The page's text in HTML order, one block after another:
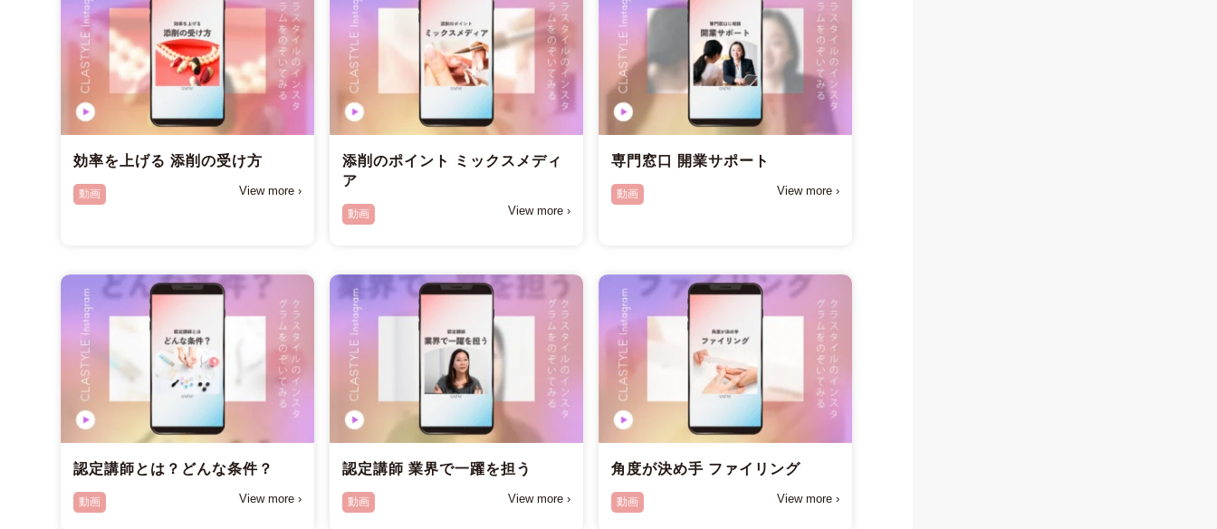
効率を上げる 添削の受け方
動画 View more ›
添削のポイント ミックスメディ
ア
動画 View more ›
専門窓口 開業サポート
動画 View more ›
認定講師とは？どんな条件？
動画 View more ›
認定講師 業界で一躍を担う
動画 View more ›
角度が決め手 ファイリング
動画 View more ›